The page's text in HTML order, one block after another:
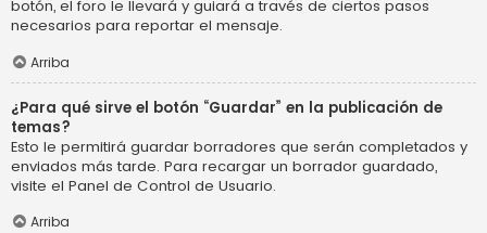
botón, el foro le llevará y guiará a través de ciertos pasos
necesarios para reportar el mensaje.
Arriba
¿Para qué sirve el botón “Guardar” en la publicación de
temas?
Esto le permitirá guardar borradores que serán completados y
enviados más tarde. Para recargar un borrador guardado,
visite el Panel de Control de Usuario.
Arriba